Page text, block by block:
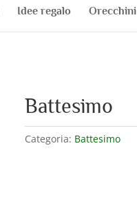
Idee regalo Orecchini
Battesimo
Categoria: Battesimo